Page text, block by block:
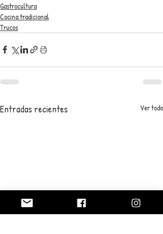
Gastrocultura
Cocina tradicional
Trucos
Entradas recientes Ver todo